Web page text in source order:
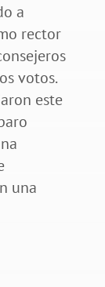
a
rector
votos.
este
una